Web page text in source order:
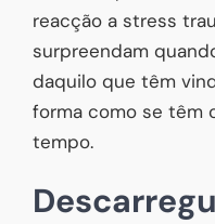
reacção a stress
surpreendam
daquilo que têm
forma como se têm
tempo.